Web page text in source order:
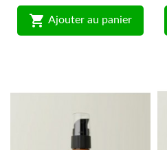
 Ajouter au panier